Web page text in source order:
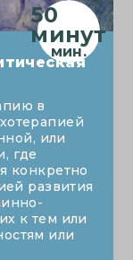
в
или
где
конкретно
развития
к тем или
или
50
минут